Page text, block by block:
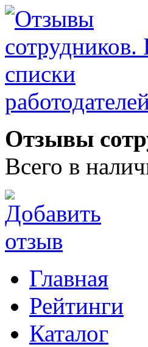
Отзывы
Всего в
Главная
Рейтинги
Каталог